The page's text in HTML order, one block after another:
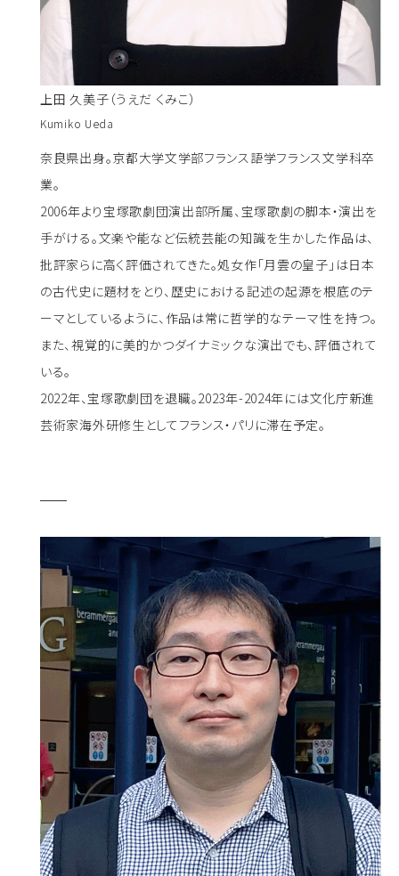
上田 久美子（うえだ くみこ）
Kumiko Ueda
奈良県出身。京都大学文学部フランス語学フランス文学科卒
業。
2006年より宝塚歌劇団演出部所属、宝塚歌劇の脚本・演出を
手がける。文楽や能など伝統芸能の知識を生かした作品は、
批評家らに高く評価されてきた。処女作「月雲の皇子」は日本
の古代史に題材をとり、歴史における記述の起源を根底のテ
ーマとしているように、作品は常に哲学的なテーマ性を持つ。
また、視覚的に美的かつダイナミックな演出でも、評価されて
いる。
2022年、宝塚歌劇団を退職。2023年-2024年には文化庁新進
芸術家海外研修生としてフランス・パリに滞在予定。